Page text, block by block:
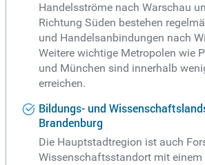
Handelsströme nach Warschau
Richtung Süden bestehen
und Handelsanbindungen nach
Weitere wichtige Metropolen wie
und München sind innerhalb
erreichen.
Bildungs- und
Brandenburg
Die Hauptstadtregion ist auch
Wissenschaftsstandort mit einem